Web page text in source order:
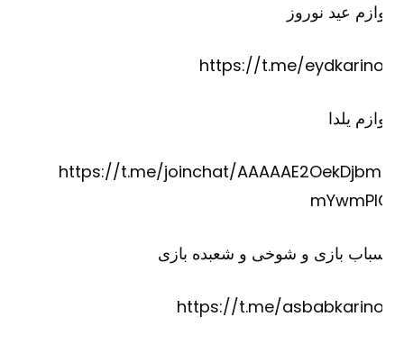
عید نوروز
https://t.me/
یلدا
https://t.me/joinchat/
بازی و شوخی و شعبده بازی
https://t.me/